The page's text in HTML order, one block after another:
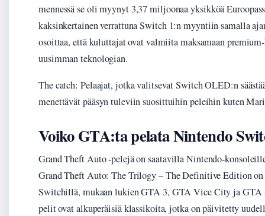
mennessä se oli myynyt 3,37 miljoonaa yksikköä
kaksinkertainen verrattuna Switch 1:n myyntiin samalla
osoittaa, että kuluttajat ovat valmiita maksamaan premium-
uusimman teknologian.
The catch: Pelaajat, jotka valitsevat Switch OLED:n
menettävät pääsyn tuleviin suosittuihin peleihin kuten
Voiko GTA:ta pelata Nintendo
Grand Theft Auto -pelejä on saatavilla Nintendo-
Grand Theft Auto: The Trilogy – The Definitive Edition
Switchillä, mukaan lukien GTA 3, GTA Vice City ja GTA
pelit ovat alkuperäisiä klassikoita, jotka on päivitetty